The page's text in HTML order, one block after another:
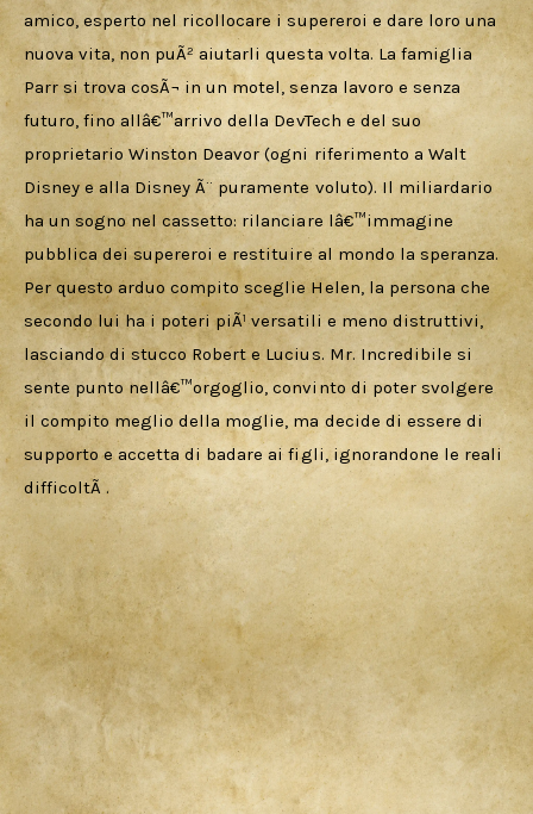
amico, esperto nel ricollocare i supereroi e dare loro una
nuova vita, non puÃ² aiutarli questa volta. La famiglia
Parr si trova cosÃ¬ in un motel, senza lavoro e senza
futuro, fino allâ€™arrivo della DevTech e del suo
proprietario Winston Deavor (ogni riferimento a Walt
Disney e alla Disney Ã¨ puramente voluto). Il miliardario
ha un sogno nel cassetto: rilanciare lâ€™immagine
pubblica dei supereroi e restituire al mondo la speranza.
Per questo arduo compito sceglie Helen, la persona che
secondo lui ha i poteri piÃ¹ versatili e meno distruttivi,
lasciando di stucco Robert e Lucius. Mr. Incredibile si
sente punto nellâ€™orgoglio, convinto di poter svolgere
il compito meglio della moglie, ma decide di essere di
supporto e accetta di badare ai figli, ignorandone le reali
difficoltÃ .